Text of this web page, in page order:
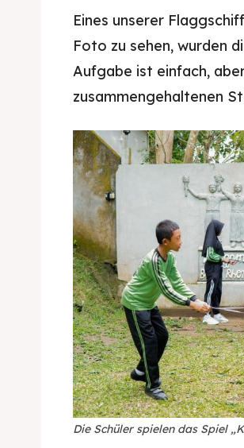
Eines unserer
Foto zu sehen, wurden
Aufgabe ist einfach,
zusammengehaltenen
Die Schüler spielen das Spiel